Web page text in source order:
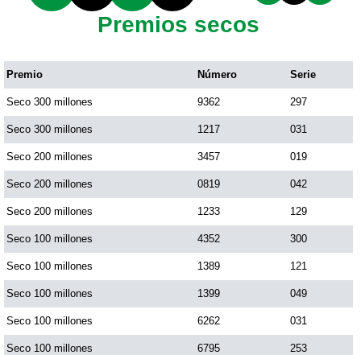
Premios secos
Premio Número Serie
Seco 300 millones 9362 297
Seco 300 millones 1217 031
Seco 200 millones 3457 019
Seco 200 millones 0819 042
Seco 200 millones 1233 129
Seco 100 millones 4352 300
Seco 100 millones 1389 121
Seco 100 millones 1399 049
Seco 100 millones 6262 031
Seco 100 millones 6795 253